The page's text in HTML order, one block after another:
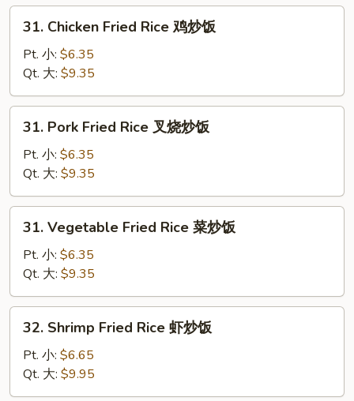
炒
Chicken
Fried
Rice
鸡
炒
31. Chicken Fried Rice 鸡炒饭
Pt. 小: $6.35
Qt. 大: $9.35
Pork
Fried
Rice
叉
烧
31. Pork Fried Rice 叉烧炒饭
Pt. 小: $6.35
Qt. 大: $9.35
Vegetable
Fried
Rice
菜
炒
31. Vegetable Fried Rice 菜炒饭
Pt. 小: $6.35
Qt. 大: $9.35
Shrimp
Fried
Rice
虾
32. Shrimp Fried Rice 虾炒饭
Pt. 小: $6.65
Qt. 大: $9.95